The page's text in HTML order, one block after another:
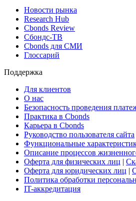
Новости рынка
Research Hub
Cbonds Review
Сбондс-ТВ
Cbonds для СМИ
Глоссарий
Поддержка
Для клиентов
О нас
Безопасность проведения
Практика в Cbonds
Карьера в Cbonds
Руководство пользователя сайта
Функциональные
Описание процессов
Оферта для физических лиц |
Оферта для юридических лиц |
Политика обработки
IT-аккредитация